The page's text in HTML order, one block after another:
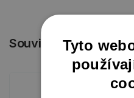
Související produkty
Tyto